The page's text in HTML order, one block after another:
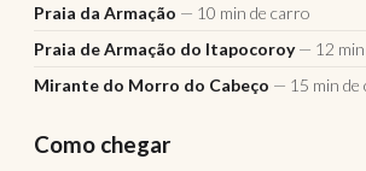
Praia da Armação — 10 min de carro
Praia de Armação do Itapocoroy— 12 min
Mirante do Morro do Cabeço — 15 min de
Como chegar